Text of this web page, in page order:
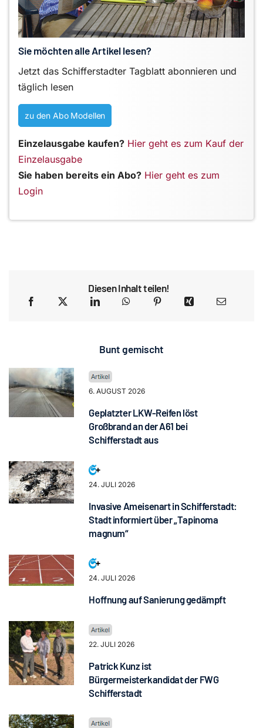
Sie möchten alle Artikel lesen?
Jetzt das Schifferstadter Tagblatt abonnieren und
täglich lesen
zu den Abo Modellen
Einzelausgabe kaufen? Hier geht es zum Kauf der
Einzelausgabe
Sie haben bereits ein Abo? Hier geht es zum
Login
Diesen Inhalt teilen!
Bunt gemischt
6. AUGUST 2026
Geplatzter LKW-Reifen löst
Großbrand an der A61 bei
Schifferstadt aus
24. JULI 2026
Invasive Ameisenart in Schifferstadt:
Stadt informiert über „Tapinoma
magnum“
24. JULI 2026
Hoffnung auf Sanierung gedämpft
22. JULI 2026
Patrick Kunz ist
Bürgermeisterkandidat der FWG
Schifferstadt